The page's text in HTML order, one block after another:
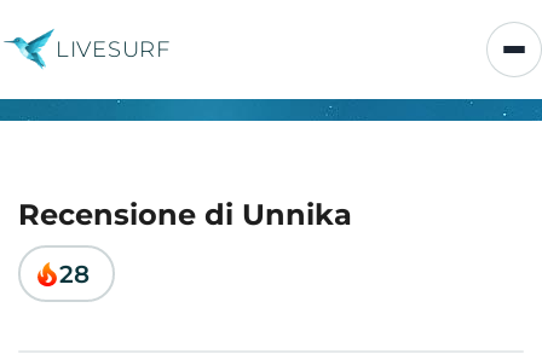
LIVESURF
Recensione di Unnika
28